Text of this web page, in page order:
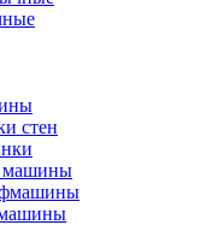
стен
машины